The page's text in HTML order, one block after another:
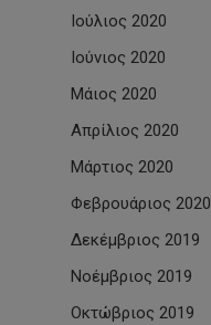
Ιούλιος 2020
Ιούνιος 2020
Μάιος 2020
Απρίλιος 2020
Μάρτιος 2020
Φεβρουάριος 2020
Δεκέμβριος 2019
Νοέμβριος 2019
Οκτώβριος 2019